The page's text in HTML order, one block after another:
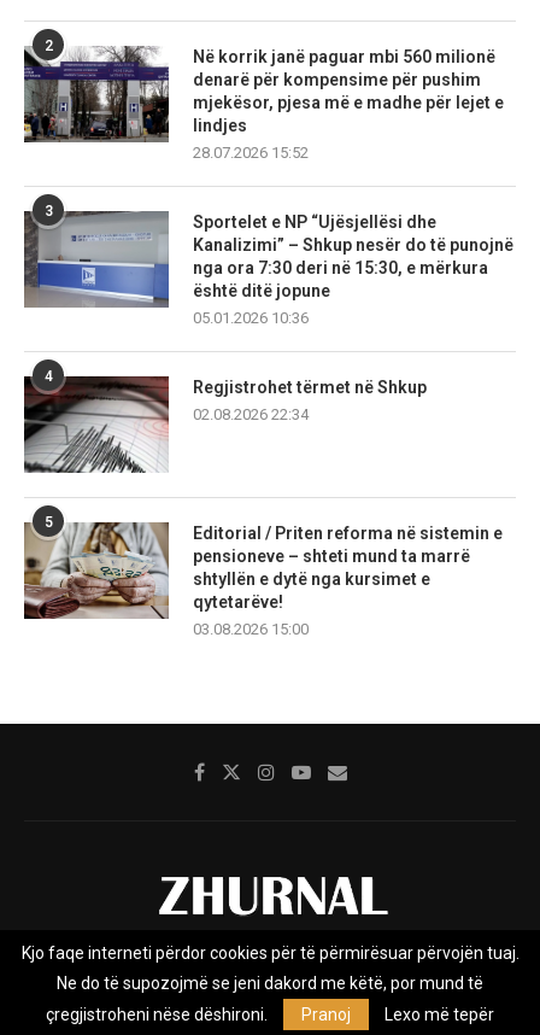
2
Në korrik janë paguar mbi 560 milionë
denarë për kompensime për pushim
mjekësor, pjesa më e madhe për lejet e
lindjes
28.07.2026 15:52
3
Sportelet e NP “Ujësjellësi dhe
Kanalizimi” – Shkup nesër do të punojnë
nga ora 7:30 deri në 15:30, e mërkura
është ditë jopune
05.01.2026 10:36
4
Regjistrohet tërmet në Shkup
02.08.2026 22:34
5
Editorial / Priten reforma në sistemin e
pensioneve – shteti mund ta marrë
shtyllën e dytë nga kursimet e
qytetarëve!
03.08.2026 15:00
Rreth nesh Impresumi Marketing
Kontakt
Privacy Policy
Kjo faqe interneti përdor cookies për të përmirësuar përvojën tuaj.
Ne do të supozojmë se jeni dakord me këtë, por mund të
çregjistroheni nëse dëshironi.
Pranoj Lexo më tepër